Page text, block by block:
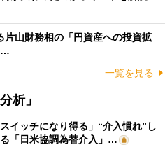
片山財務相の「円資産への投資拡
…
一覧を見る
析」
イッチになり得る」“介入慣れ”し
「日米協調為替介入」…